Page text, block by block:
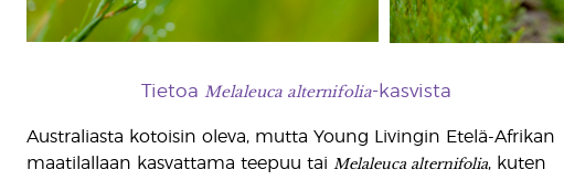
Tietoa Melaleuca alternifolia-kasvista
Australiasta kotoisin oleva, mutta Young Livingin Etelä-Afrikan
maatilallaan kasvattama teepuu tai Melaleuca alternifolia, kuten